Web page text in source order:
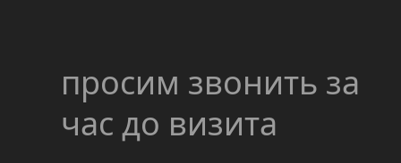
просим звонить за
час до визита